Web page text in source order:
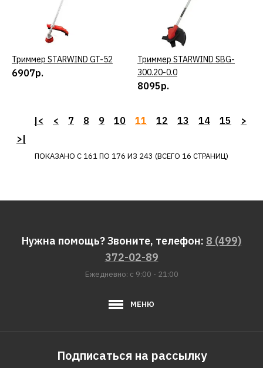
ДОБАВИТЬ К СРАВНЕНИЮ
ДОБАВИТЬ В ПОЖЕЛАНИЯ
Термопот STARWIND
STP5751
КУПИТЬ
ДОБАВИТЬ В ПОЖЕЛАНИЯ
Триммер STARWIND ET-
1000C
ДОБАВИТЬ В ПОЖЕЛАНИЯ
КУПИТЬ
Триммер STARWIND GT-52
6907р.
КУПИТЬ
Триммер STARWIND SBG-
300.20-0.0
8095р.
|< < 7 8 9 10 11 12 13 14 15
>
>|
ПОКАЗАНО С 161 ПО 176 ИЗ 243 (ВСЕГО 16 СТРАНИЦ)
Нужна помощь? Звоните, телефон: 8 (499)
372-02-89
Ежедневно: с 9:00 - 21:00
МЕНЮ
Подписаться на рассылку